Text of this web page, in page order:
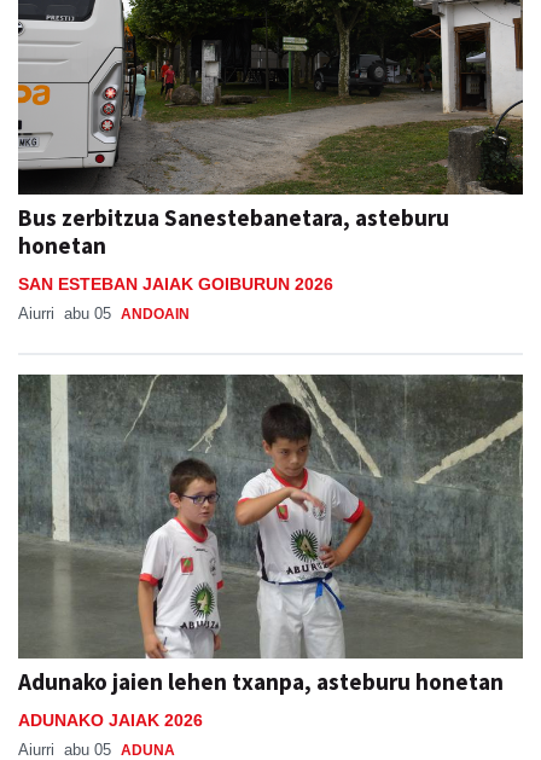
Bus zerbitzua Sanestebanetara, asteburu
honetan
SAN ESTEBAN JAIAK GOIBURUN 2026
Aiurri abu 05 ANDOAIN
Adunako jaien lehen txanpa, asteburu honetan
ADUNAKO JAIAK 2026
Aiurri abu 05 ADUNA